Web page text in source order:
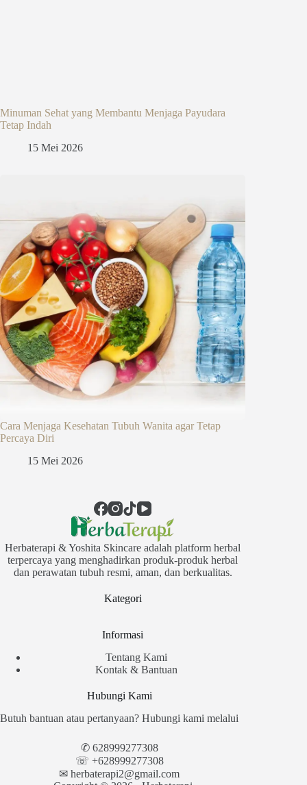
Minuman Sehat yang Membantu Menjaga Payudara
Tetap Indah
15 Mei 2026
Cara Menjaga Kesehatan Tubuh Wanita agar Tetap
Percaya Diri
15 Mei 2026
Herbaterapi & Yoshita Skincare adalah platform herbal
terpercaya yang menghadirkan produk-produk herbal
dan perawatan tubuh resmi, aman, dan berkualitas.
Kategori
Informasi
Tentang Kami
Kontak & Bantuan
Hubungi Kami
Butuh bantuan atau pertanyaan? Hubungi kami melalui
✆ 628999277308
☏ +628999277308
✉︎ herbaterapi2@gmail.com